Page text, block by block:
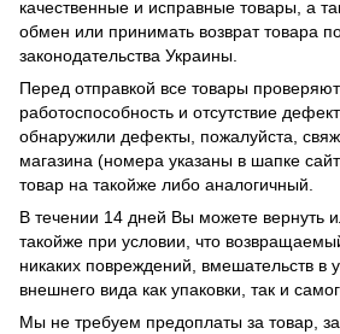
качественные и исправные товары, а
обмен или принимать возврат товара
законодательства Украины.
Перед отправкой все товары
работоспособность и отсутствие
обнаружили дефекты, пожалуйста,
магазина (номера указаны в шапке
товар на такойже либо аналогичный.
В течении 14 дней Вы можете вернуть
такойже при условии, что
никаких повреждений, вмешательств в
внешнего вида как упаковки, так и
Мы не требуем предоплаты за товар,